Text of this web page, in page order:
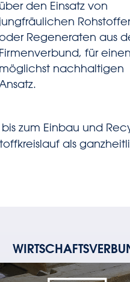
über den Einsatz von
jungfräulichen
Regeneraten aus
Firmenverbund, für einen
möglichst nachhaltigen
zum Einbau und
als